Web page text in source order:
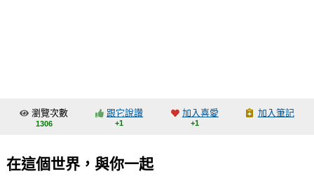
交流中心
會員功能選單
瀏覽次數
1306
跟它說讚
+1
加入喜愛
+1
加入筆記
在這個世界，與你一起